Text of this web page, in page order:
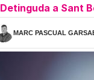
Detinguda a Sant
MARC PASCUAL